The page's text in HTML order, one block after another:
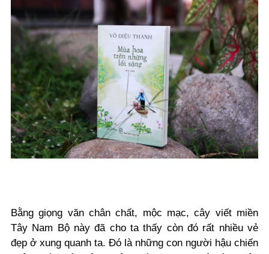
Bằng giọng văn chân chất, mộc mạc, cây viết miền
Tây Nam Bộ này đã cho ta thấy còn đó rất nhiều vẻ
đẹp ở xung quanh ta. Đó là những con người hậu chiến